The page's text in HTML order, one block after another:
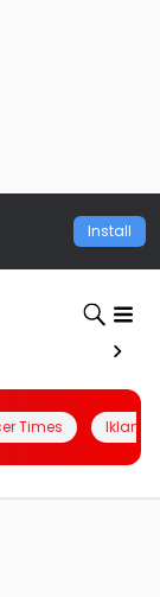
Install
Times Iklanin